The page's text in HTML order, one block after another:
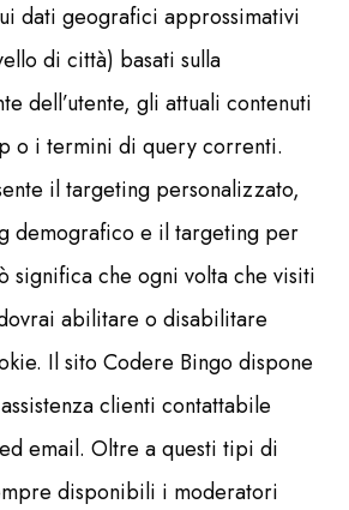
dati geografici approssimativi
di città) basati sulla
dell’utente, gli attuali contenuti
o i termini di query correnti.
il targeting personalizzato,
demografico e il targeting per
significa che ogni volta che visiti
abilitare o disabilitare
Il sito Codere Bingo dispone
clienti contattabile
email. Oltre a questi tipi di
disponibili i moderatori